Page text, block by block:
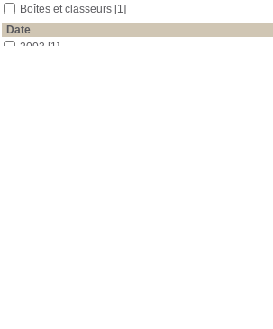
Boîtes et classeurs [1]
Date
2003 [1]